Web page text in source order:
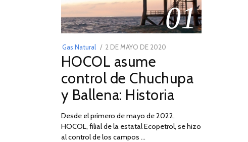
01
Gas Natural
POSTED
ON
2 DE MAYO DE 2020
DE
2026
HOCOL asume
control de Chuchupa
y Ballena: Historia
Desde el primero de mayo de 2022,
HOCOL, filial de la estatal Ecopetrol, se hizo
al control de los campos …